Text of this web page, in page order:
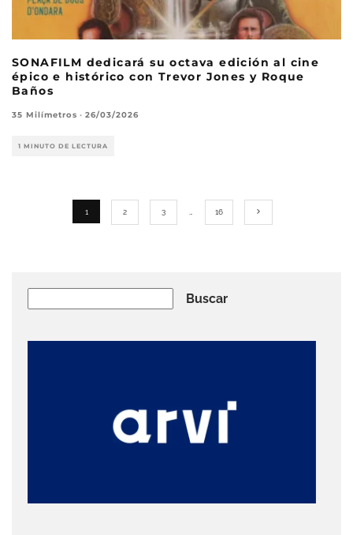
SONAFILM dedicará su octava edición al cine
épico e histórico con Trevor Jones y Roque
Baños
35 Milímetros · 26/03/2026
1 MINUTO DE LECTURA
1 2 3 … 16
Buscar